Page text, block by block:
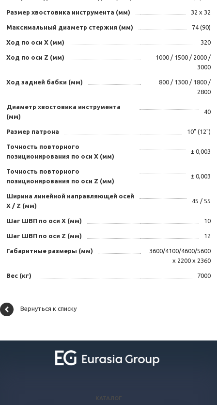
Размер хвостовика инструмента (мм) 32 х 32
Максимальный диаметр стержня (мм) 74 (90)
Ход по оси X (мм) 320
Ход по оси Z (мм)
1000 / 1500 / 2000 /
3000
Ход задней бабки (мм)
800 / 1300 / 1800 /
2800
Диаметр хвостовика инструмента
(мм)
40
Размер патрона 10" (12")
Точность повторного
позиционирования по оси X (мм)
± 0,003
Точность повторного
позиционирования по оси Z (мм)
± 0,003
Ширина линейной направляющей осей
X / Z (мм)
45 / 55
Шаг ШВП по оси X (мм) 10
Шаг ШВП по оси Z (мм) 12
Габаритные размеры (мм)
3600/4100/4600/5600
х 2200 х 2360
Вес (кг) 7000
Вернуться к списку
КАТАЛОГ